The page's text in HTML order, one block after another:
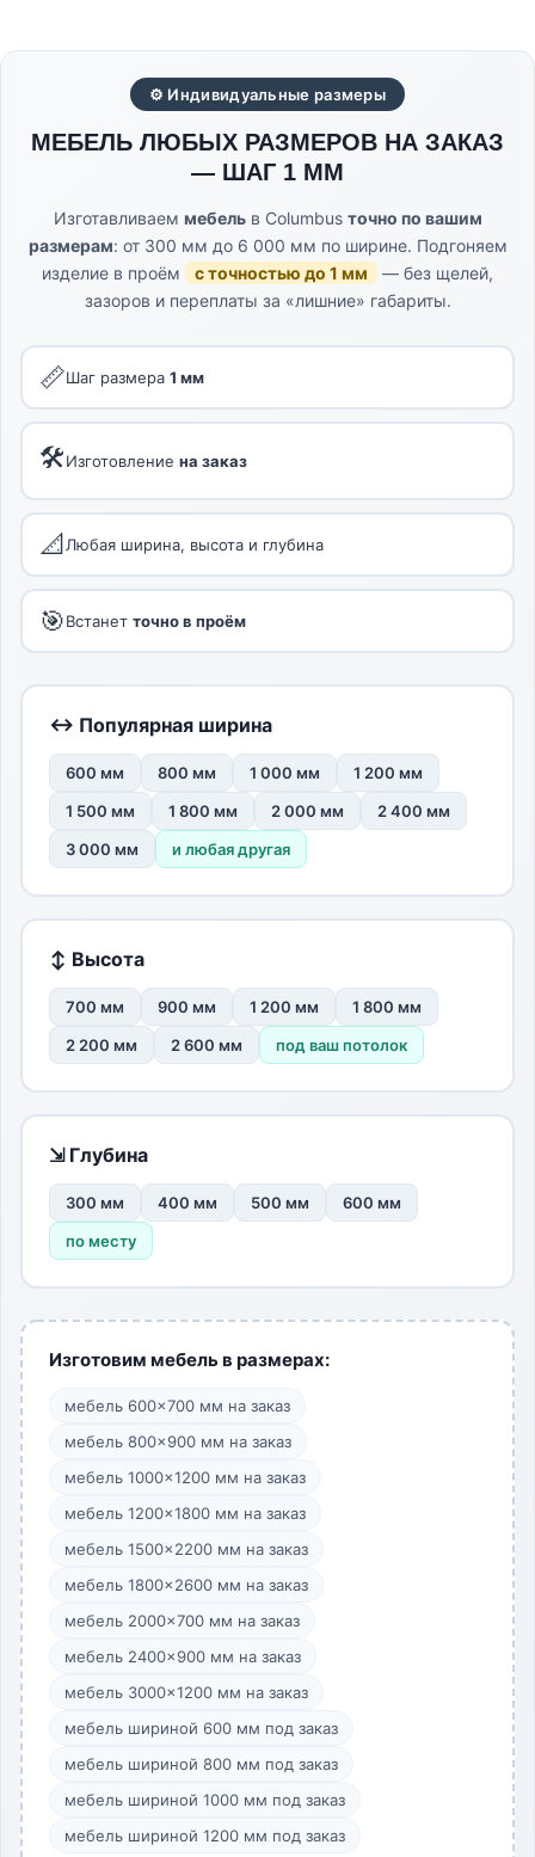
⚙ Индивидуальные размеры
МЕБЕЛЬ ЛЮБЫХ РАЗМЕРОВ НА ЗАКАЗ
— ШАГ 1 ММ
Изготавливаем мебельв Columbus точно по вашим
размерам: от 300 мм до 6 000 мм по ширине. Подгоняем
изделие в проём
с точностью до 1 мм
— без щелей,
зазоров и переплаты за «лишние» габариты.
📏Шаг размера 1 мм
🛠Изготовление на заказ
📐 Любая ширина, высота и глубина
🎯Встанет точно в проём
↔ Популярная ширина
600 мм 800 мм 1 000 мм
1 200 мм
1 500 мм
1 800 мм 2 000 мм
2 400 мм
3 000 мм
и любая другая
↕ Высота
700 мм 900 мм 1 200 мм
1 800 мм
2 200 мм
2 600 мм под ваш потолок
⇲ Глубина
300 мм 400 мм 500 мм
600 мм
по месту
Изготовим мебель в размерах:
мебель 600×700 мм на заказ
мебель 800×900 мм на заказ
мебель 1000×1200 мм на заказ
мебель 1200×1800 мм на заказ
мебель 1500×2200 мм на заказ
мебель 1800×2600 мм на заказ
мебель 2000×700 мм на заказ
мебель 2400×900 мм на заказ
мебель 3000×1200 мм на заказ
мебель шириной 600 мм под заказ
мебель шириной 800 мм под заказ
мебель шириной 1000 мм под заказ
мебель шириной 1200 мм под заказ